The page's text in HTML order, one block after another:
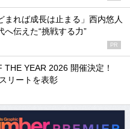
まれば成長は止まる」西内悠人
伝えた“挑戦する力”
PR
THE YEAR 2026 開催決定！
リートを表彰